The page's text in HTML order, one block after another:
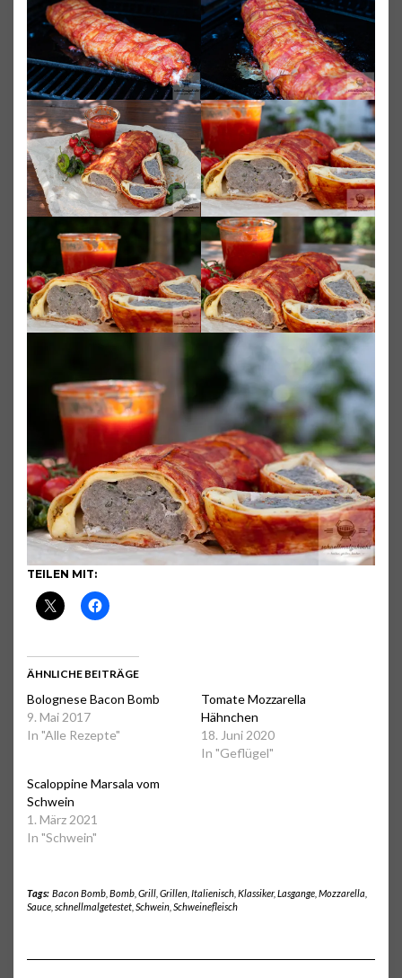
TEILEN MIT:
ÄHNLICHE BEITRÄGE
Bolognese Bacon Bomb
9. Mai 2017
In "Alle Rezepte"
Tomate Mozzarella
Hähnchen
18. Juni 2020
In "Geflügel"
Scaloppine Marsala vom
Schwein
1. März 2021
In "Schwein"
Tags: Bacon Bomb, Bomb, Grill, Grillen, Italienisch, Klassiker, Lasgange, Mozzarella
Sauce schnellmalgetestet Schwein Schweinefleisch